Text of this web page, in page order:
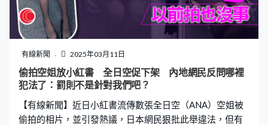
個人，第一日見到佢（導遊），係佢接我哋；跟住第二
日，佢就安排咗第二個人嚟車我哋，佢話係佢姑丈嚟嘅；
第三日，佢又換咗個司機，就同我哋講係佢表弟。」 包車
遭車禍 「網約導遊」無報警 路邊截車求救 行程至第三
天，陳小姐與家人更遭遇車禍，「我哋六個人入面，其實
有三個人都受咗傷，其中兩個係擦損、撞瘀。我當時比較
西亞嗰邊call白車係點call，我哋係路邊度等
有線新聞 2025年03月11日
偷拍空姐放小紅書 全日空促下架 內地網民反問哪裡
犯法了：罰則不是針對我們吧？
【有線新聞】近日小紅書流傳數張全日空（ANA）空姐被
偷拍的相片，並引發熱議，日本網民狠批此舉違法，但有